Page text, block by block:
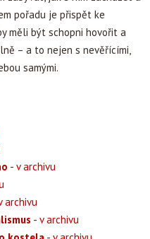
pořadu je přispět ke
měli být schopni hovořit a
– a to nejen s nevěřícími,
samými.
- v archivu
archivu
- v archivu